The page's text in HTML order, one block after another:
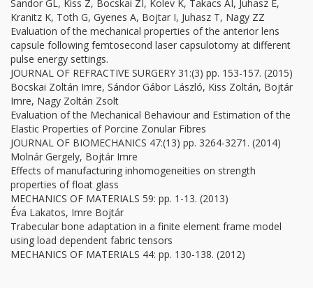
Sandor GL, Kiss Z, Bocskai ZI, Kolev K, Takacs AI, Juhasz E,
Kranitz K, Toth G, Gyenes A, Bojtar I, Juhasz T, Nagy ZZ
Evaluation of the mechanical properties of the anterior lens
capsule following femtosecond laser capsulotomy at different
pulse energy settings.
JOURNAL OF REFRACTIVE SURGERY 31:(3) pp. 153-157. (2015)
Bocskai Zoltán Imre, Sándor Gábor László, Kiss Zoltán, Bojtár
Imre, Nagy Zoltán Zsolt
Evaluation of the Mechanical Behaviour and Estimation of the
Elastic Properties of Porcine Zonular Fibres
JOURNAL OF BIOMECHANICS 47:(13) pp. 3264-3271. (2014)
Molnár Gergely, Bojtár Imre
Effects of manufacturing inhomogeneities on strength
properties of float glass
MECHANICS OF MATERIALS 59: pp. 1-13. (2013)
Éva Lakatos, Imre Bojtár
Trabecular bone adaptation in a finite element frame model
using load dependent fabric tensors
MECHANICS OF MATERIALS 44: pp. 130-138. (2012)